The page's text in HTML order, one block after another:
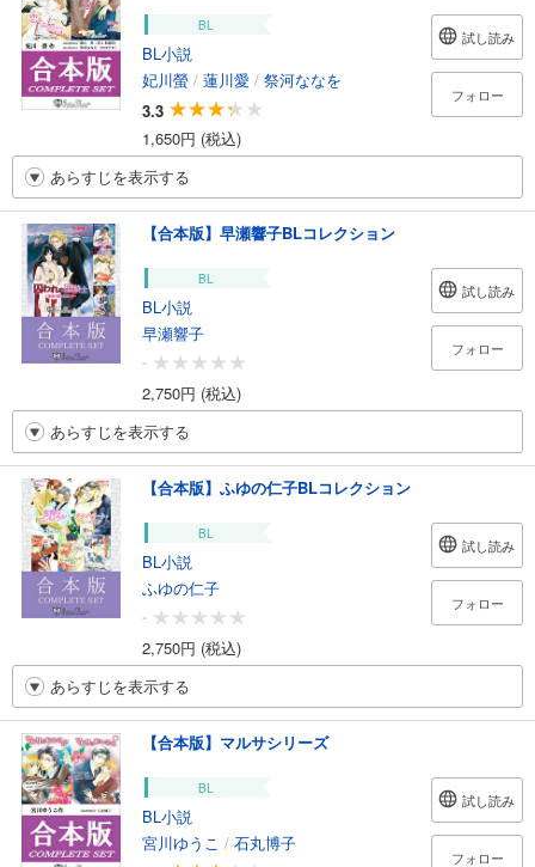
BL
BL小説
妃川螢 / 蓮川愛 / 祭河ななを
3.3
1,650円 (税込)
試し読み
フォロー
あらすじを表示する
【合本版】早瀬響子BLコレクション
BL
BL小説
早瀬響子
-
2,750円 (税込)
試し読み
フォロー
あらすじを表示する
【合本版】ふゆの仁子BLコレクション
BL
BL小説
ふゆの仁子
-
2,750円 (税込)
試し読み
フォロー
あらすじを表示する
【合本版】マルサシリーズ
BL
BL小説
宮川ゆうこ / 石丸博子
試し読み
フォロー